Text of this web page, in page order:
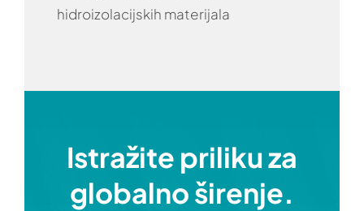
hidroizolacijskih materijala
Istražite priliku za
globalno širenje.